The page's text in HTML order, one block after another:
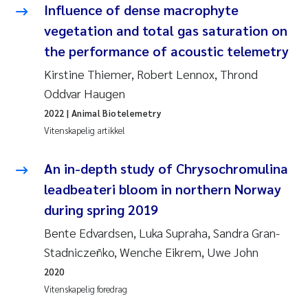
Pierre Franqois Jaccard
Richard Garth James Bellerby
Asle Økelsrud
Bjørnar Andre Beylich
Vladyslava Hostyeva
Odd Arne Segtnan Skogan
Ana Margarida Pinto Costa
Espen Lund
Influence of dense macrophyte
vegetation and total gas saturation on
the performance of acoustic telemetry
Kirstine Thiemer, Robert Lennox, Thrond
Oddvar Haugen
Vitenskapelig artikkel
2022 | Animal Biotelemetry
An in-depth study of Chrysochromulina
leadbeateri bloom in northern Norway
during spring 2019
Bente Edvardsen, Luka Supraha, Sandra Gran-
Stadniczeñko, Wenche Eikrem, Uwe John
Vitenskapelig foredrag
2020